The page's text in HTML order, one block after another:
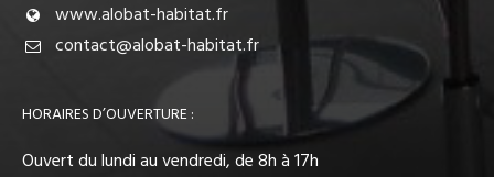
www.alobat-habitat.fr
contact@alobat-habitat.fr
HORAIRES D’OUVERTURE :
Ouvert du lundi au vendredi, de 8h à 17h